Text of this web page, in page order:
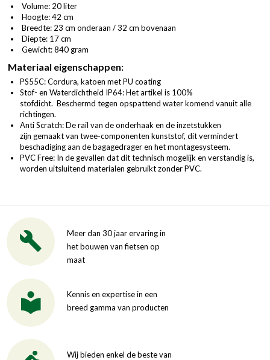
Volume: 20 liter
Hoogte: 42 cm
Breedte: 23 cm onderaan / 32 cm bovenaan
Diepte: 17 cm
Gewicht: 840 gram
Materiaal eigenschappen:
PS55C: Cordura, katoen met PU coating
Stof- en Waterdichtheid IP64: Het artikel is 100%
stofdicht. Beschermd tegen opspattend water komend vanuit alle
richtingen.
Anti Scratch: De rail van de onderhaak en de inzetstukken
zijn gemaakt van twee-componenten kunststof, dit vermindert
beschadiging aan de bagagedrager en het montagesysteem.
PVC Free: In de gevallen dat dit technisch mogelijk en verstandig is,
worden uitsluitend materialen gebruikt zonder PVC.
Meer dan 30 jaar ervaring in
het bouwen van fietsen op
maat
Kennis en expertise in een
breed gamma van producten
Wij bieden enkel de beste van